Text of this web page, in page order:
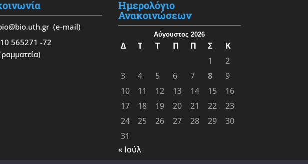
(e-mail)
565271 -72
Ημερολόγιο
Ανακοινώσεων
Αύγουστος 2026
Δ Τ Τ Π Π Σ
Κ
1
2
3
4 5 6 7 8
9
10
11 12 13 14 15
16
17
18 19 20 21 22
23
24
25 26 27 28 29
30
31
« Ιούλ